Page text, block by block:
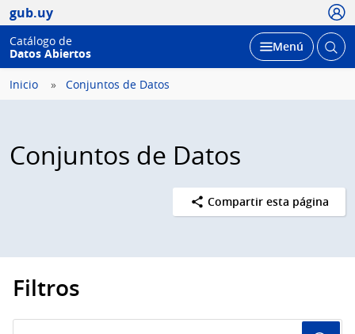
gub.uy
Catálogo de
Datos Abiertos
Desplegar
Menú Abrir
Inicio Conjuntos de Datos
Conjuntos de Datos
Compartir esta página
Filtros